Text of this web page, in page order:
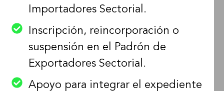
Importadores Sectorial.
Inscripción, reincorporación o
suspensión en el Padrón de
Exportadores Sectorial.
Apoyo para integrar el expediente